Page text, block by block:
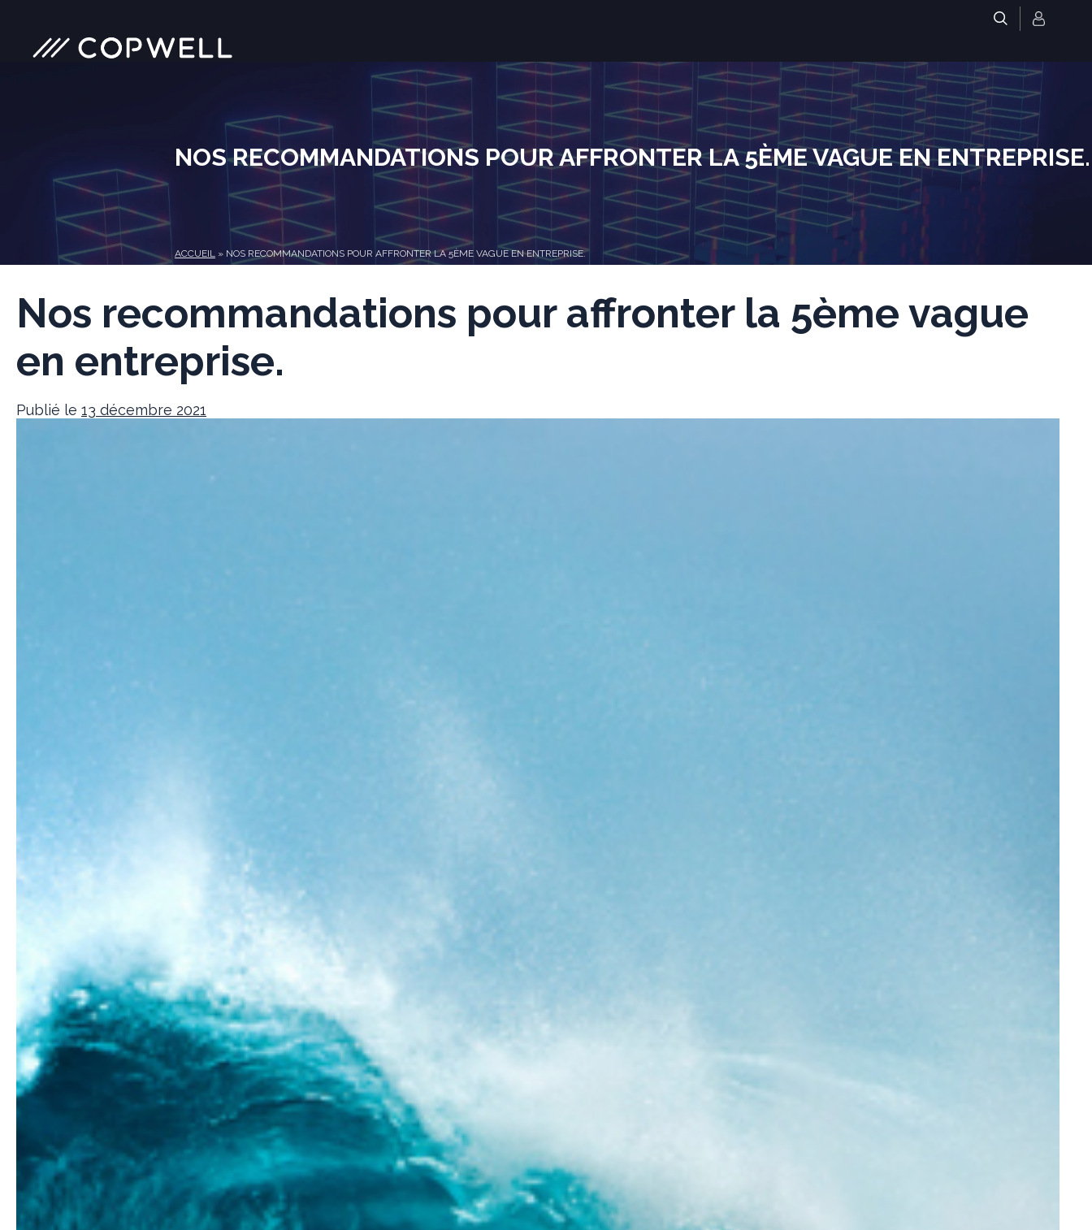
content
.
NOS RECOMMANDATIONS POUR AFFRONTER LA 5ÈME VAGUE EN ENTREPRISE.
ACCUEIL » NOS RECOMMANDATIONS POUR AFFRONTER LA 5ÈME VAGUE EN ENTREPRISE.
Nos recommandations pour affronter la 5ème vague
en entreprise.
Publié le 13 décembre 2021